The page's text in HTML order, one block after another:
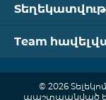
Team
© 2026
պաշտպանված են։